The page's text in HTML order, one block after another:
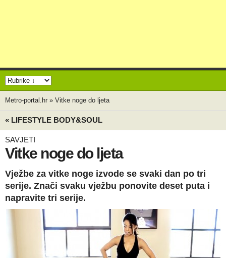
Metro-portal.hr » Vitke noge do ljeta
« LIFESTYLE BODY&SOUL
SAVJETI
Vitke noge do ljeta
Vježbe za vitke noge izvode se svaki dan po tri
serije. Znači svaku vježbu ponovite deset puta i
napravite tri serije.